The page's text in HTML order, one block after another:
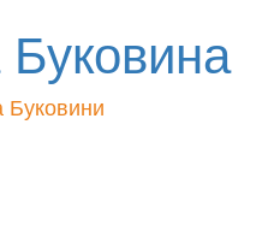
Буковини